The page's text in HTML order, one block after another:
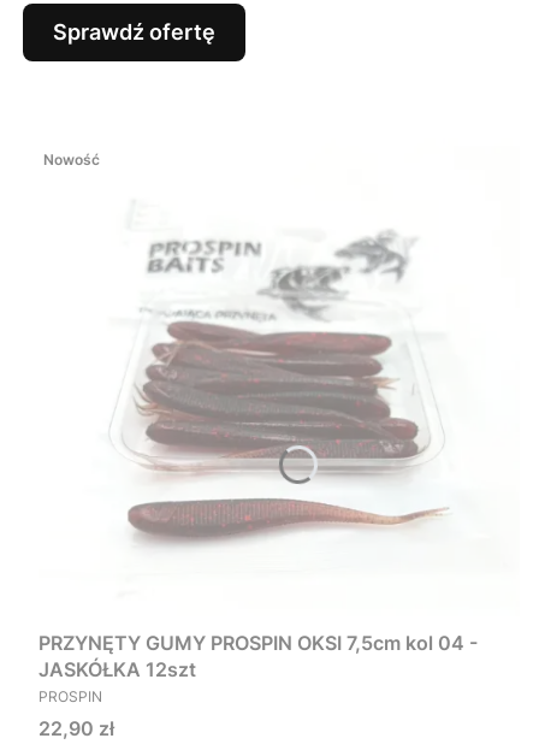
Sprawdź ofertę
Nowość
PRZYNĘTY GUMY PROSPIN OKSI 7,5cm kol 04 -
JASKÓŁKA 12szt
PRODUCENT
PROSPIN
Cena
22,90 zł